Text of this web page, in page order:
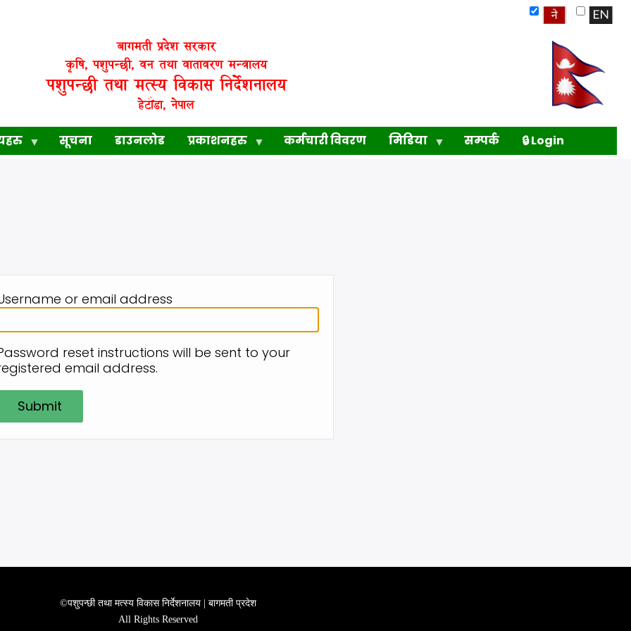
बागमती प्रदेश सरकार
कृषि, पशुपन्छी, वन तथा वातावरण मन्त्रालय
पशुपन्छी तथा मत्स्य विकास निर्देशनालय
हेटौंडा, नेपाल
सूचना डाउनलोड प्रकाशनहरु कर्मचारी विवरण मिडिया सम्पर्क 🔒 Login
or email address
reset instructions will be sent to your
email address.
©पशुपन्छी तथा मत्स्य विकास निर्देशनालय | बागमती प्रदेश
All Rights Reserved